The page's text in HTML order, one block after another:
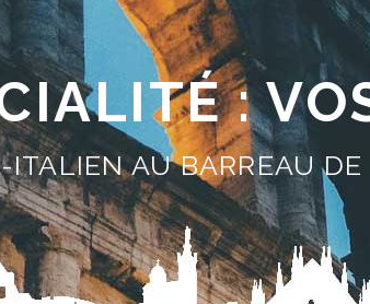
:
ITALIEN AU BARREAU